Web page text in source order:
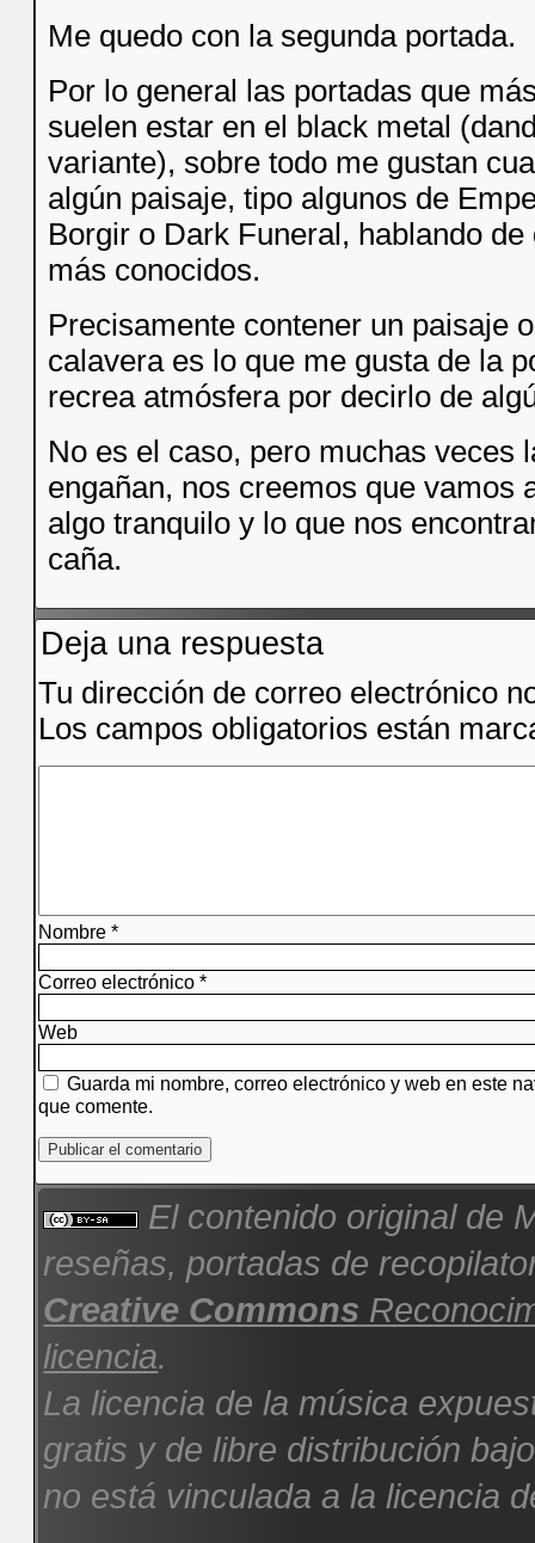
Me quedo con la segunda portada.
Por lo general las portadas que
suelen estar en el black metal
variante), sobre todo me gustan
algún paisaje, tipo algunos de
Borgir o Dark Funeral, hablando
más conocidos.
Precisamente contener un paisaje
calavera es lo que me gusta de la
recrea atmósfera por decirlo de
No es el caso, pero muchas veces
engañan, nos creemos que vamos
algo tranquilo y lo que nos
caña.
Deja una respuesta
Tu dirección de correo electrónico
Los campos obligatorios están
Nombre*
Correo electrónico*
Web
Guarda mi nombre, correo electrónico y web en este
que comente.
El contenido original de
reseñas, portadas de
Creative Commons
licencia.
La licencia de la música
gratis y de libre distribución
no está vinculada a la licencia